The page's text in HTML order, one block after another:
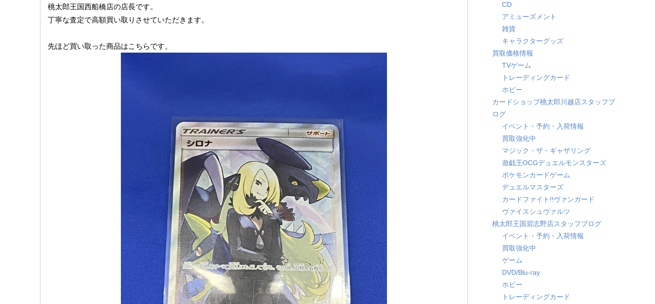
桃太郎王国西船橋店の店長です。
丁寧な査定で高額買い取りさせていただきます。
先ほど買い取った商品はこちらです。
CD
アミューズメント
雑貨
キャラクターグッズ
買取価格情報
TVゲーム
トレーディングカード
ホビー
カードショップ桃太郎川越店スタッフブ
ログ
イベント・予約・入荷情報
買取強化中
マジック・ザ・ギャザリング
遊戯王OCGデュエルモンスターズ
ポケモンカードゲーム
デュエルマスターズ
カードファイト!!ヴァンガード
ヴァイスシュヴァルツ
桃太郎王国習志野店スタッフブログ
イベント・予約・入荷情報
買取強化中
ゲーム
DVD/Blu-ray
ホビー
トレーディングカード